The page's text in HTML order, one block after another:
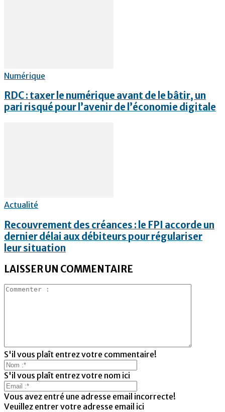
Numérique
RDC : taxer le numérique avant de le bâtir, un
pari risqué pour l’avenir de l’économie digitale
Actualité
Recouvrement des créances : le FPI accorde un
dernier délai aux débiteurs pour régulariser
leur situation
LAISSER UN COMMENTAIRE
S'il vous plaît entrez votre commentaire!
S'il vous plaît entrez votre nom ici
Vous avez entré une adresse email incorrecte!
Veuillez entrer votre adresse email ici